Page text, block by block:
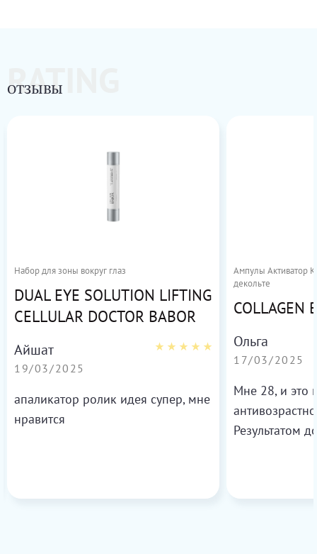
RATING
ОТЗЫВЫ
Набор для зоны вокруг глаз
DUAL EYE SOLUTION LIFTING
CELLULAR DOCTOR BABOR
Айшат
19/03/2025
апаликатор ролик идея супер, мне
нравится
Ампулы Активатор
декольте
COLLAGEN
Ольга
17/03/2025
Мне 28, и это
Результатом